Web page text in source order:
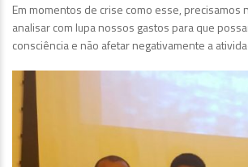
Em momentos de crise como esse, precisamos
analisar com lupa nossos gastos para que
consciência e não afetar negativamente a